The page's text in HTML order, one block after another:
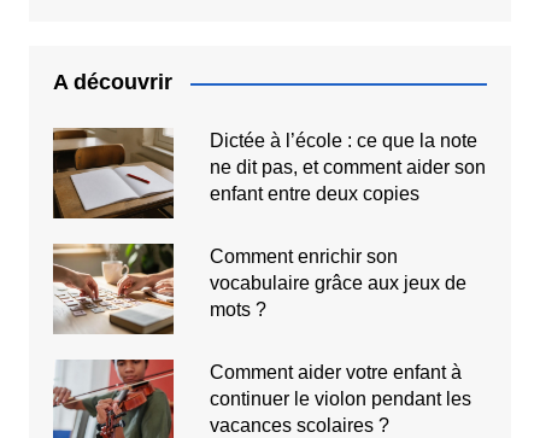
A découvrir
Dictée à l’école : ce que la note
ne dit pas, et comment aider son
enfant entre deux copies
Comment enrichir son
vocabulaire grâce aux jeux de
mots ?
Comment aider votre enfant à
continuer le violon pendant les
vacances scolaires ?